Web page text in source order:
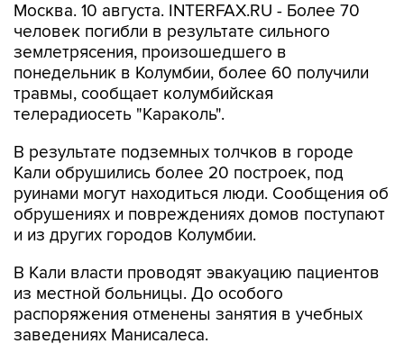
Москва. 10 августа. INTERFAX.RU - Более 70
человек погибли в результате сильного
землетрясения, произошедшего в
понедельник в Колумбии, более 60 получили
травмы, сообщает колумбийская
телерадиосеть "Караколь".
В результате подземных толчков в городе
Кали обрушились более 20 построек, под
руинами могут находиться люди. Сообщения об
обрушениях и повреждениях домов поступают
и из других городов Колумбии.
В Кали власти проводят эвакуацию пациентов
из местной больницы. До особого
распоряжения отменены занятия в учебных
заведениях Манисалеса.